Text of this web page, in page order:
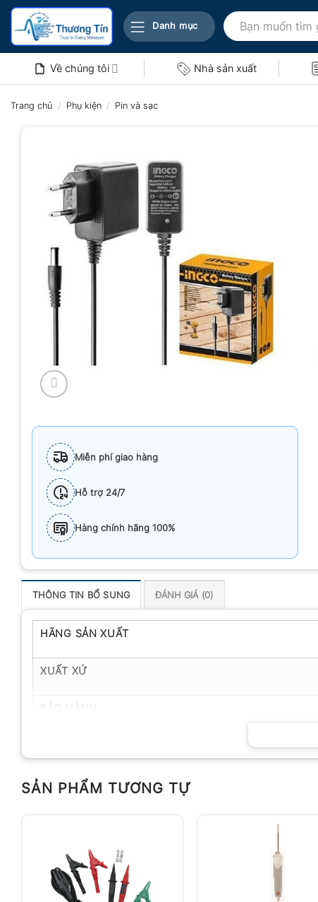
Bỏ
nội
Danh mục
Tìm
kiếm:
Về chúng tôi Nhà sản xuất
Trang chủ / Phụ kiện / Pin và sạc
Miễn phí giao hàng
Hỗ trợ 24/7
Hàng chính hãng 100%
THÔNG TIN BỔ SUNG ĐÁNH GIÁ (0)
HÃNG SẢN XUẤT
XUẤT XỨ
SẢN PHẨM TƯƠNG TỰ